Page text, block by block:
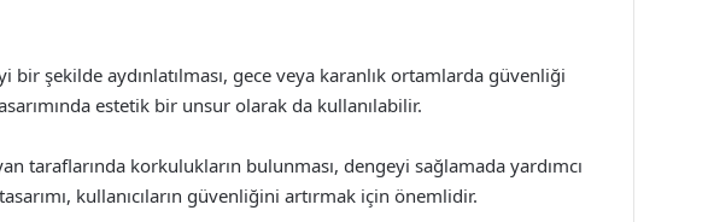
şekilde aydınlatılması, gece veya karanlık ortamlarda güvenliği
estetik bir unsur olarak da kullanılabilir.
taraflarında korkulukların bulunması, dengeyi sağlamada yardımcı
kullanıcıların güvenliğini artırmak için önemlidir.